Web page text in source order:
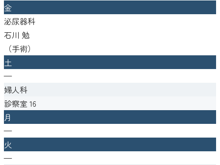
金
泌尿器科
石川 勉
（手術）
土
—
婦人科
診察室 16
月
—
火
—